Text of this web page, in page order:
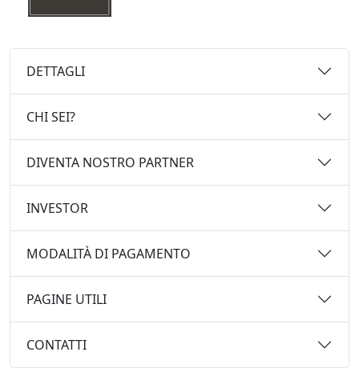
DETTAGLI
CHI SEI?
DIVENTA NOSTRO PARTNER
INVESTOR
MODALITÀ DI PAGAMENTO
PAGINE UTILI
CONTATTI